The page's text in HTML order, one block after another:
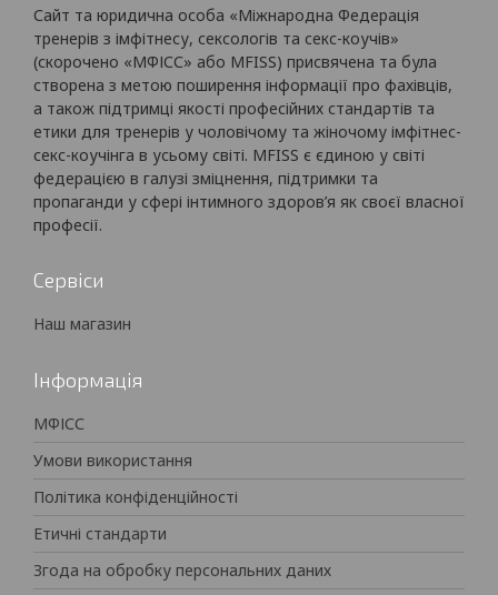
Сайт та юридична особа «Міжнародна Федерація
тренерів з імфітнесу, сексологів та секс-коучів»
(скорочено «МФІСС» або MFISS) присвячена та була
створена з метою поширення інформації про фахівців,
а також підтримці якості професійних стандартів та
етики для тренерів у чоловічому та жіночому імфітнес-
секс-коучінга в усьому світі. MFISS є єдиною у світі
федерацією в галузі зміцнення, підтримки та
пропаганди у сфері інтимного здоров’я як своєї власної
професії.
Сервіси
Наш магазин
Інформація
МФІСС
Умови використання
Політика конфіденційності
Етичні стандарти
Згода на обробку персональних даних